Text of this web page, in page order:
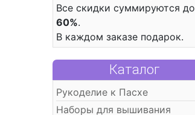
Все скидки суммируются до
60%.
В каждом заказе подарок.
Каталог
Рукоделие к Пасхе
Наборы для вышивания